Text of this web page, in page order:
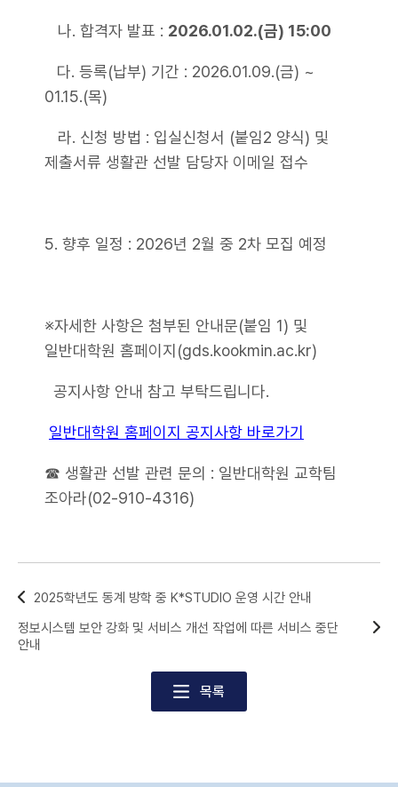
나. 합격자 발표 : 2026.01.02.(금) 15:00
다. 등록(납부) 기간 : 2026.01.09.(금) ~
01.15.(목)
라. 신청 방법 : 입실신청서 (붙임2 양식) 및
제출서류 생활관 선발 담당자 이메일 접수
5. 향후 일정 : 2026년 2월 중 2차 모집 예정
※자세한 사항은 첨부된 안내문(붙임 1) 및
일반대학원 홈페이지(gds.kookmin.ac.kr)
공지사항 안내 참고 부탁드립니다.
일반대학원 홈페이지 공지사항 바로가기
☎ 생활관 선발 관련 문의 : 일반대학원 교학팀
조아라(02-910-4316)
2025학년도 동계 방학 중 K*STUDIO 운영 시간 안내
목록
정보시스템 보안 강화 및 서비스 개선 작업에 따른 서비스 중단
안내